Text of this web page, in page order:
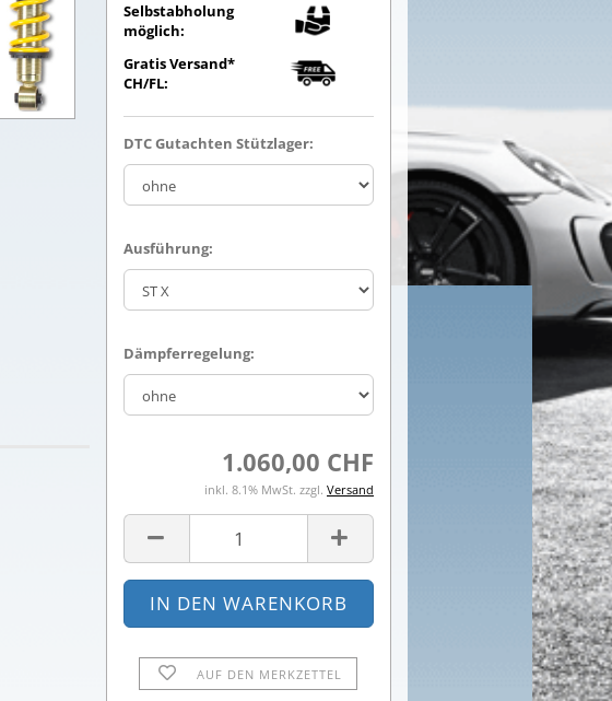
Selbstabholung
möglich:
Gratis Versand*
CH/FL:
DTC Gutachten Stützlager:
Ausführung:
Dämpferregelung:
1.060,00 CHF
inkl. 8.1% MwSt. zzgl. Versand
AUF DEN MERKZETTEL